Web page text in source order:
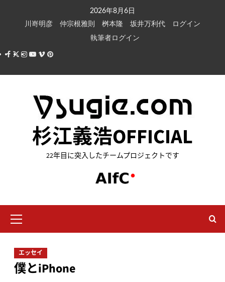
キ
2026年8月6日
川嵜明彦
仲宗根雅則 桝本隆 坂井万利代
ログイン
執筆者ログイン
Facebook
X Instagram
Youtube
VimeoPinterest
杉江義浩OFFICIAL
22年目に突入したチームプロジェクトです
イ
ン
ニ
ュ
ー
エッセイ
僕とiPhone